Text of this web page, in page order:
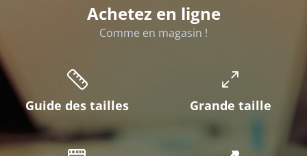
Achetez en ligne
Comme en magasin !
Guide des tailles Grande taille